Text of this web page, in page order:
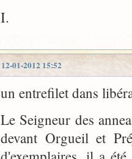
I.
12-01-2012 15:52
un entrefilet dans
Le Seigneur des
devant Orgueil et